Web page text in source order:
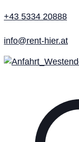
+43 5334 20888
info@rent-hier.at